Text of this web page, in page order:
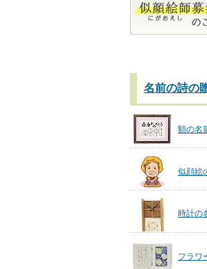
名前の詩の
額の名
似顔絵
時計の
フラワ